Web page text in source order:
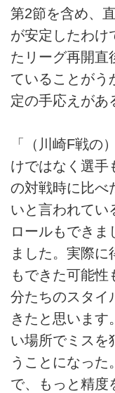
第2節を含め、
が安定したわけ
たリーグ再開直
ていることがう
定の手応えがあ
「（川崎F戦の
けではなく選手
の対戦時に比べ
いと言われてい
ロールもできま
ました。実際
もできた可能性
分たちのスタイ
きたと思います
い場所でミスを
うことになった
で、もっと精度